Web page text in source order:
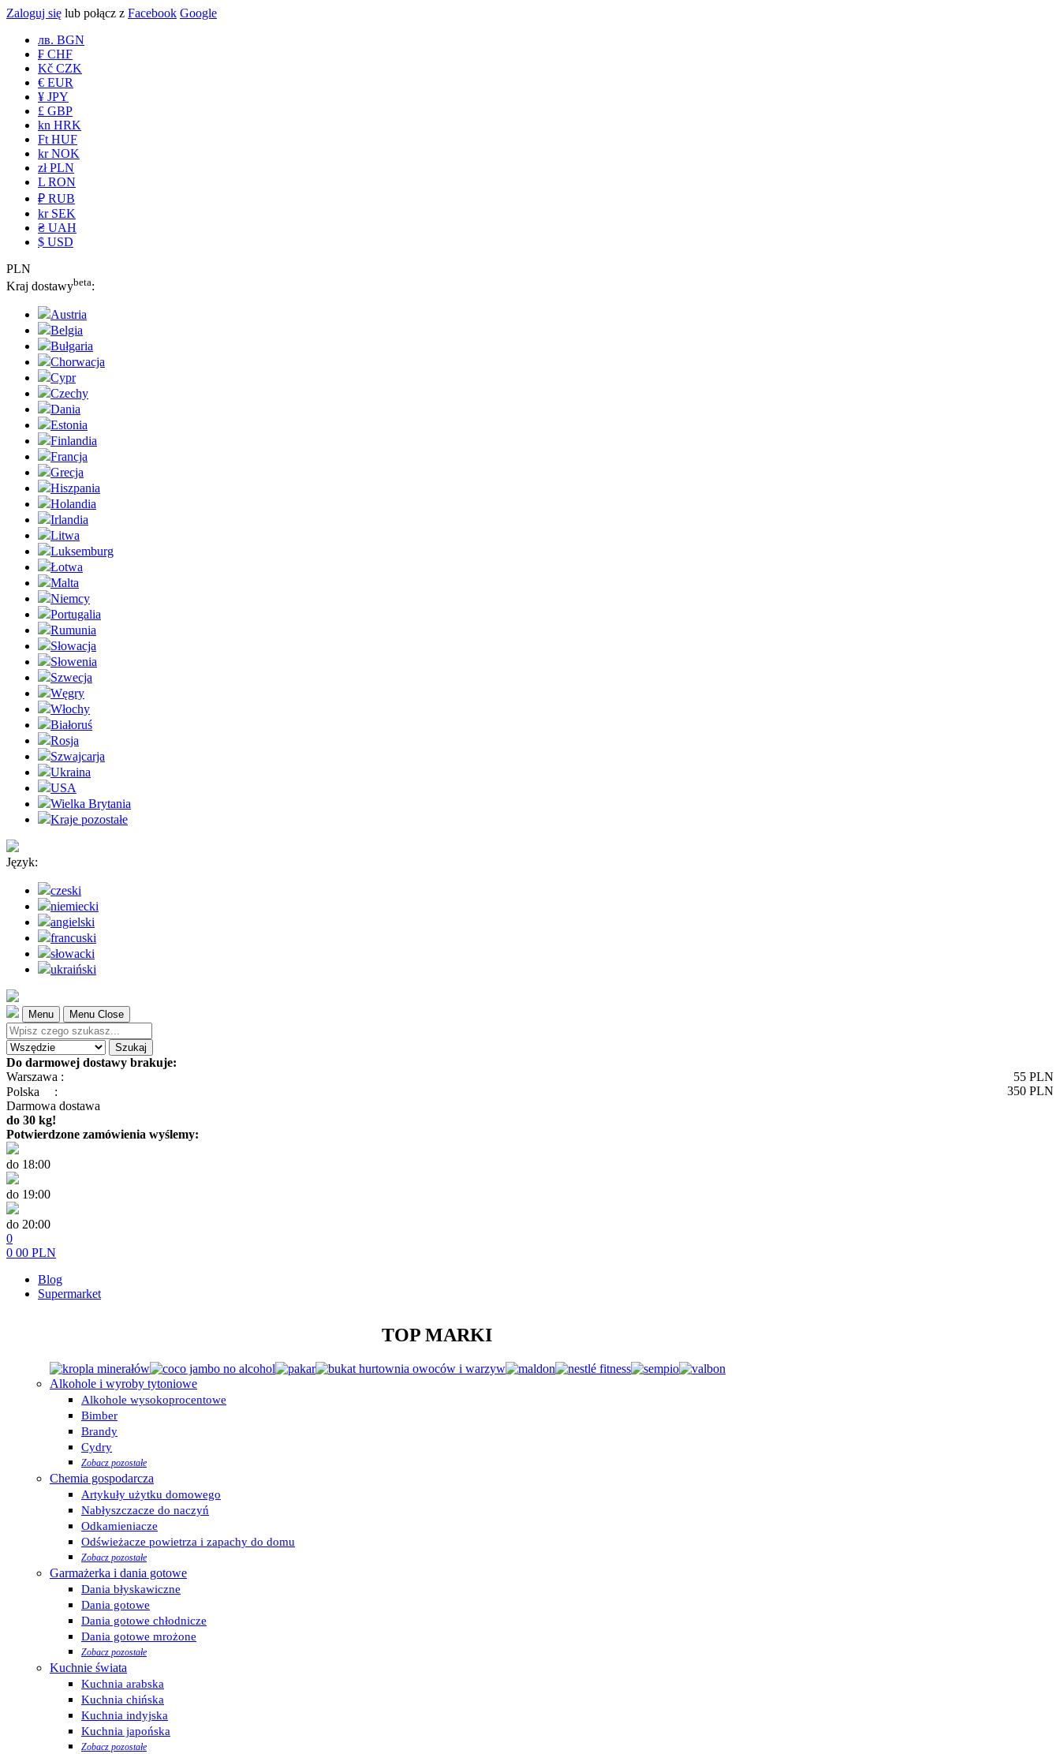
Zaloguj się lub połącz z Facebook Google
лв. BGN
₣ CHF
Kč CZK
€ EUR
¥ JPY
£ GBP
kn HRK
Ft HUF
kr NOK
zł PLN
L RON
₽ RUB
kr SEK
₴ UAH
$ USD
PLN
Kraj dostawybeta:
Austria
Belgia
Bułgaria
Chorwacja
Cypr
Czechy
Dania
Estonia
Finlandia
Francja
Grecja
Hiszpania
Holandia
Irlandia
Litwa
Luksemburg
Łotwa
Malta
Niemcy
Portugalia
Rumunia
Słowacja
Słowenia
Szwecja
Węgry
Włochy
Białoruś
Rosja
Szwajcarja
Ukraina
USA
Wielka Brytania
Kraje pozostałe
Język:
czeski
niemiecki
angielski
francuski
słowacki
ukraiński
Menu Menu Close
Szukaj
Do darmowej dostawy brakuje:
Warszawa :
55 PLN
Polska
: 350 PLN
Darmowa dostawa
do 30 kg!
Potwierdzone zamówienia wyślemy:
do 18:00
do 19:00
do 20:00
0
0 00 PLN
Blog
Supermarket
TOP MARKI
Alkohole i wyroby tytoniowe
Alkohole wysokoprocentowe
Bimber
Brandy
Cydry
Zobacz pozostałe
Chemia gospodarcza
Artykuły użytku domowego
Nabłyszczacze do naczyń
Odkamieniacze
Odświeżacze powietrza i zapachy do domu
Zobacz pozostałe
Garmażerka i dania gotowe
Dania błyskawiczne
Dania gotowe
Dania gotowe chłodnicze
Dania gotowe mrożone
Zobacz pozostałe
Kuchnie świata
Kuchnia arabska
Kuchnia chińska
Kuchnia indyjska
Kuchnia japońska
Zobacz pozostałe